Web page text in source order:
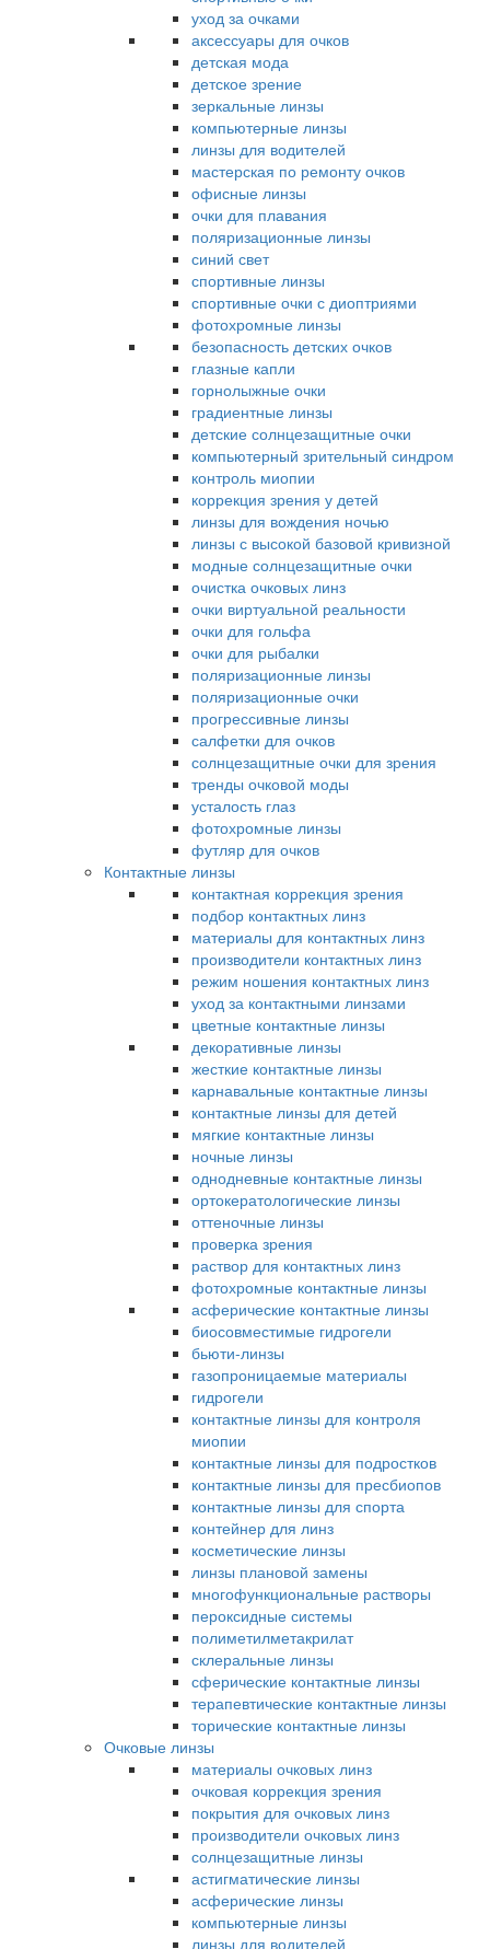
уход за очками
аксессуары для очков
детская мода
детское зрение
зеркальные линзы
компьютерные линзы
линзы для водителей
мастерская по ремонту очков
офисные линзы
очки для плавания
поляризационные линзы
синий свет
спортивные линзы
спортивные очки с диоптриями
фотохромные линзы
безопасность детских очков
глазные капли
горнолыжные очки
градиентные линзы
детские солнцезащитные очки
компьютерный зрительный синдром
контроль миопии
коррекция зрения у детей
линзы для вождения ночью
линзы с высокой базовой кривизной
модные солнцезащитные очки
очистка очковых линз
очки виртуальной реальности
очки для гольфа
очки для рыбалки
поляризационные линзы
поляризационные очки
прогрессивные линзы
салфетки для очков
солнцезащитные очки для зрения
тренды очковой моды
усталость глаз
фотохромные линзы
футляр для очков
Контактные линзы
контактная коррекция зрения
подбор контактных линз
материалы для контактных линз
производители контактных линз
режим ношения контактных линз
уход за контактными линзами
цветные контактные линзы
декоративные линзы
жесткие контактные линзы
карнавальные контактные линзы
контактные линзы для детей
мягкие контактные линзы
ночные линзы
однодневные контактные линзы
ортокератологические линзы
оттеночные линзы
проверка зрения
раствор для контактных линз
фотохромные контактные линзы
асферические контактные линзы
биосовместимые гидрогели
бьюти-линзы
газопроницаемые материалы
гидрогели
контактные линзы для контроля
миопии
контактные линзы для подростков
контактные линзы для пресбиопов
контактные линзы для спорта
контейнер для линз
косметические линзы
линзы плановой замены
многофункциональные растворы
пероксидные системы
полиметилметакрилат
склеральные линзы
сферические контактные линзы
терапевтические контактные линзы
торические контактные линзы
Очковые линзы
материалы очковых линз
очковая коррекция зрения
покрытия для очковых линз
производители очковых линз
солнцезащитные линзы
астигматические линзы
асферические линзы
компьютерные линзы
линзы для водителей